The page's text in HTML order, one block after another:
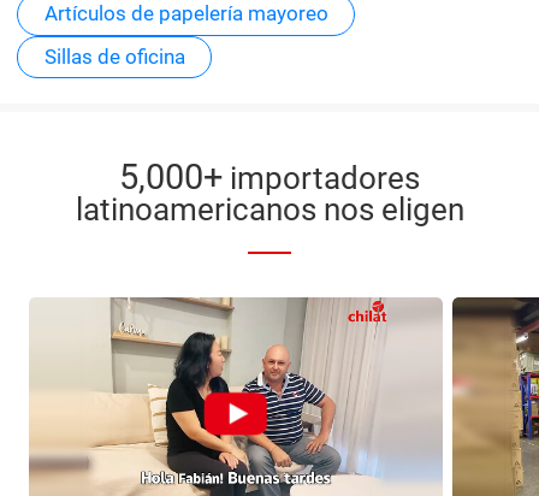
Artículos de papelería mayoreo
Sillas de oficina
5,000+ importadores
latinoamericanos nos eligen